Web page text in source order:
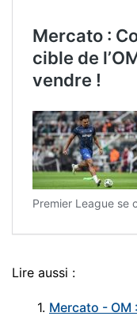
Mercato :
cible de
vendre !
Premier League se
Lire aussi :
1. Mercato -